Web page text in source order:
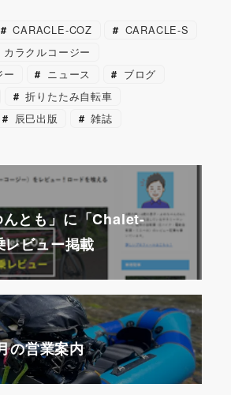
e
b
o
o
k
l e
st
p
a
p
CARACLE-COZ
CARACLE-S
カラクルコージー
ー
ニュース
ブログ
折りたたみ自転車
辰巳出版 雑誌
んとも」に「Chalet-
レビュー掲載
の営業案内